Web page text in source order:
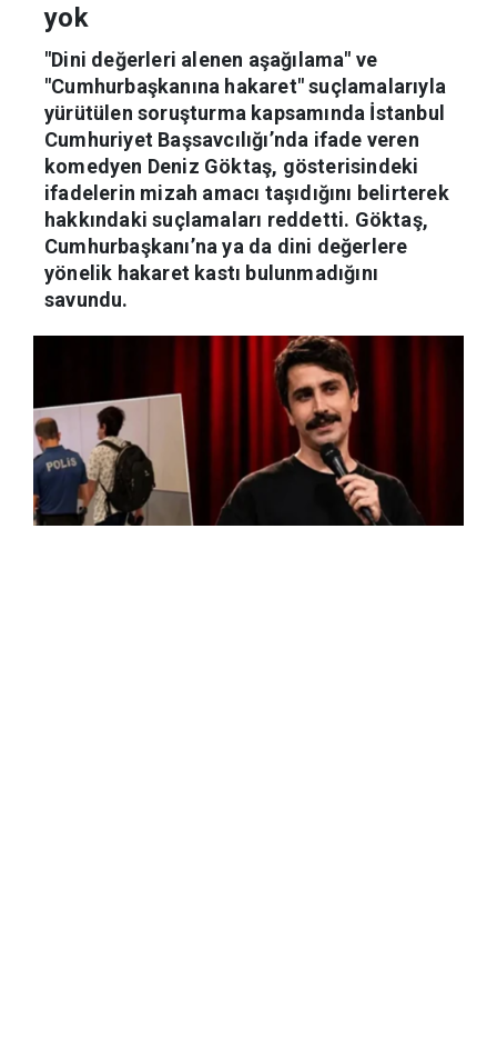
yok
"Dini değerleri alenen aşağılama" ve
"Cumhurbaşkanına hakaret" suçlamalarıyla
yürütülen soruşturma kapsamında İstanbul
Cumhuriyet Başsavcılığı’nda ifade veren
komedyen Deniz Göktaş, gösterisindeki
ifadelerin mizah amacı taşıdığını belirterek
hakkındaki suçlamaları reddetti. Göktaş,
Cumhurbaşkanı’na ya da dini değerlere
yönelik hakaret kastı bulunmadığını
savundu.